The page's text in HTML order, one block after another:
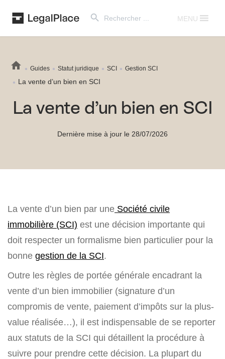
for:
MENU
Guides Statut juridique SCI Gestion SCI
La vente d’un bien en SCI
La vente d’un bien en SCI
Dernière mise à jour le 28/07/2026
La vente d’un bien par une Société civile
immobilière (SCI) est une décision importante qui
doit respecter un formalisme bien particulier pour la
bonne gestion de la SCI.
Outre les règles de portée générale encadrant la
vente d’un bien immobilier (signature d’un
compromis de vente, paiement d’impôts sur la plus-
value réalisée…), il est indispensable de se reporter
aux statuts de la SCI qui détaillent la procédure à
suivre pour prendre cette décision. La plupart du